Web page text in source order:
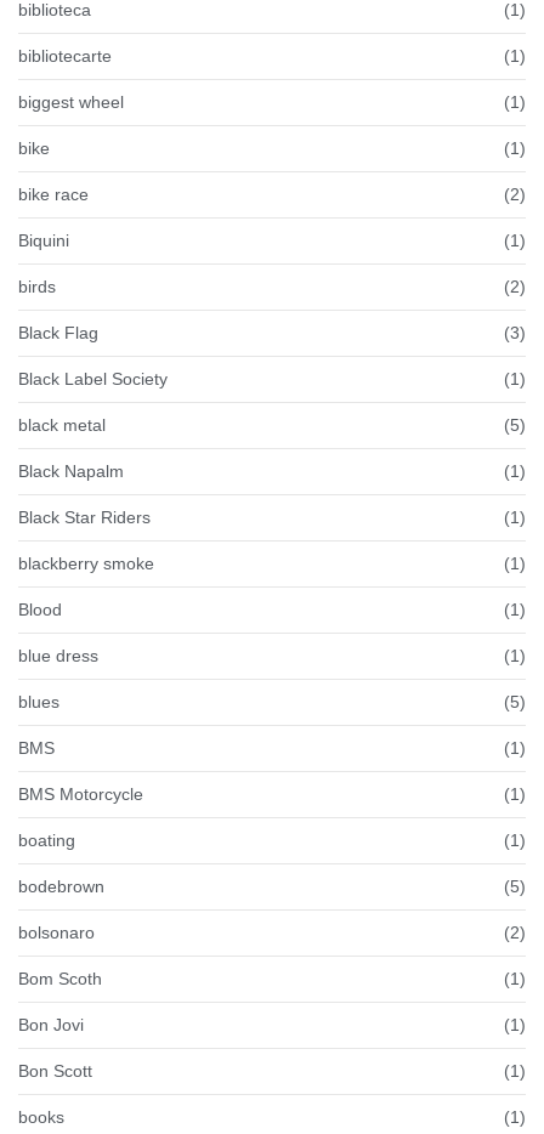
biblioteca (1)
bibliotecarte (1)
biggest wheel (1)
bike (1)
bike race (2)
Biquini (1)
birds (2)
Black Flag (3)
Black Label Society (1)
black metal (5)
Black Napalm (1)
Black Star Riders (1)
blackberry smoke (1)
Blood (1)
blue dress (1)
blues (5)
BMS (1)
BMS Motorcycle (1)
boating (1)
bodebrown (5)
bolsonaro (2)
Bom Scoth (1)
Bon Jovi (1)
Bon Scott (1)
books (1)